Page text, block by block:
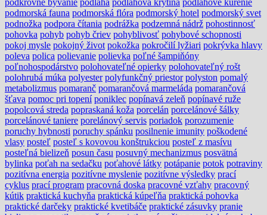
podkrovné bývanie podlaha podlahová krytina podlahové kúrenie
podmorská fauna podmorská flóra podmorský hotel podmorský svet
podnožka podpora čítania podrážka podzemná nádrž pohostinnosť
pohovka pohyb pohyb čriev pohyblivosť pohybové schopnosti
pokoj mysle pokojný život pokožka pokročilí lyžiari pokrývka hlavy
poleva polica polievanie polievka poľné šampiňóny
poľnohospodárstvo polohovateľné opierky polohovateľný rošt
polohrubá múka polyester polyfunkčný priestor polyston pomalý
metabolizmus pomaranč pomarančová marmeláda pomarančová
šťava pomoc pri topení poniklec popínavá zeleň popínavé ruže
popolcová streda popraskaná koža porcelán porcelánové šálky
porcelánové taniere porelánový servis poriadok porozumenie
poruchy hybnosti poruchy spánku posilnenie imunity poškodené
vlasy posteľ posteľ s kovovou konštrukciou posteľ z masívu
posteľná bielizeň posun času posuvný mechanizmus posvätná
bylinka poťah na sedačku poťahové látky potápanie potok potraviny
pozitívna energia pozitívne myslenie pozitívne výsledky prací
cyklus prací program pracovná doska pracovné vzťahy pracovný
kútik praktická kuchyňa praktická kúpeľňa praktická pohovka
praktické darčeky praktické kvetibáče praktické zásuvky pranie